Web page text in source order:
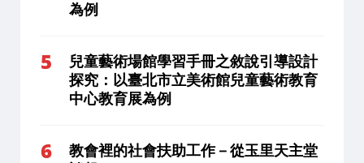
為例
兒童藝術場館學習手冊之敘說引導設計
探究：以臺北市立美術館兒童藝術教育
中心教育展為例
教會裡的社會扶助工作－從玉里天主堂